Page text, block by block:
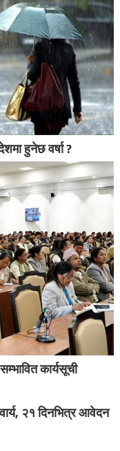
हुनेछ वर्षा ?
कार्यसूची
२१ दिनभित्र आवेदन